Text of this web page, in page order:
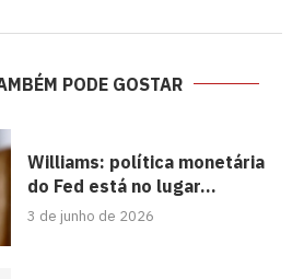
PODE GOSTAR
Williams: política monetária
do Fed está no lugar...
3 de junho de 2026